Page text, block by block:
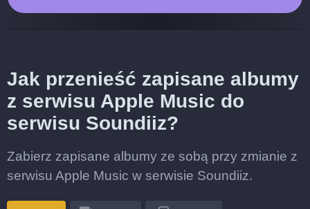
Jak przenieść zapisane albumy
z serwisu Apple Music do
serwisu Soundiiz?
Zabierz zapisane albumy ze sobą przy zmianie z
serwisu Apple Music w serwisie Soundiiz.